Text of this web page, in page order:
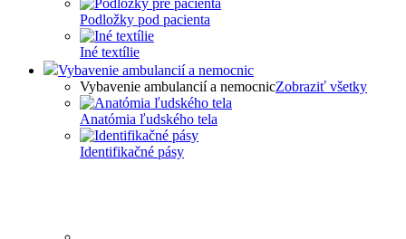
Podložky pod pacienta
Iné textílie
Vybavenie ambulancií a nemocnic
Vybavenie ambulancií a nemocnicZobraziť všetky
Anatómia ľudského tela
Identifikačné pásy